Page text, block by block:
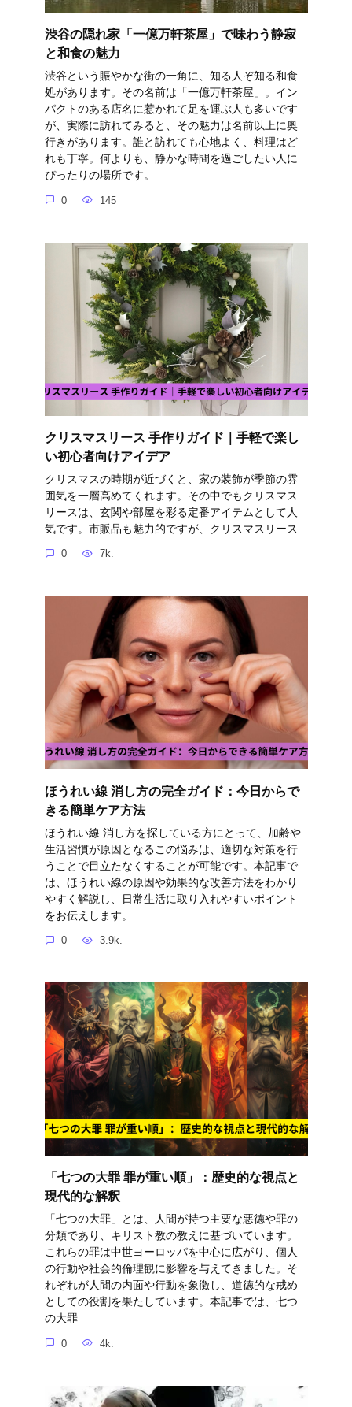
渋谷の隠れ家「一億万軒茶屋」で味わう静寂
と和食の魅力
渋谷という賑やかな街の一角に、知る人ぞ知る和食
処があります。その名前は「一億万軒茶屋」。イン
パクトのある店名に惹かれて足を運ぶ人も多いです
が、実際に訪れてみると、その魅力は名前以上に奥
行きがあります。誰と訪れても心地よく、料理はど
れも丁寧。何よりも、静かな時間を過ごしたい人に
ぴったりの場所です。
0 145
クリスマスリース 手作りガイド｜手軽で楽し
い初心者向けアイデア
クリスマスの時期が近づくと、家の装飾が季節の雰
囲気を一層高めてくれます。その中でもクリスマス
リースは、玄関や部屋を彩る定番アイテムとして人
気です。市販品も魅力的ですが、クリスマスリース
0 7k.
ほうれい線 消し方の完全ガイド：今日からで
きる簡単ケア方法
ほうれい線 消し方を探している方にとって、加齢や
生活習慣が原因となるこの悩みは、適切な対策を行
うことで目立たなくすることが可能です。本記事で
は、ほうれい線の原因や効果的な改善方法をわかり
やすく解説し、日常生活に取り入れやすいポイント
をお伝えします。
0 3.9k.
「七つの大罪 罪が重い順」：歴史的な視点と
現代的な解釈
「七つの大罪」とは、人間が持つ主要な悪徳や罪の
分類であり、キリスト教の教えに基づいています。
これらの罪は中世ヨーロッパを中心に広がり、個人
の行動や社会的倫理観に影響を与えてきました。そ
れぞれが人間の内面や行動を象徴し、道徳的な戒め
としての役割を果たしています。本記事では、七つ
の大罪
0 4k.